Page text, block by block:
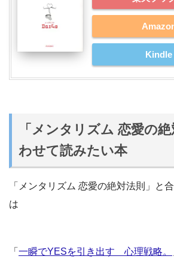
Kindle
「メンタリズム 恋愛の
わせて読みたい本
「メンタリズム 恋愛の絶対法則」と
は
「 一瞬でYESを引き出す 心理戦略。